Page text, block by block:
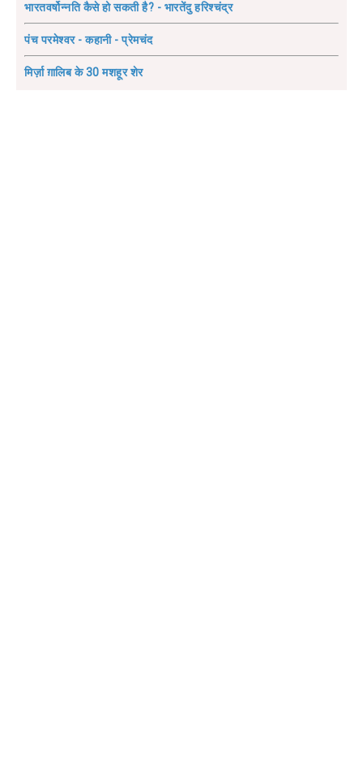
भारतवर्षोन्नति कैसे हो सकती है? - भारतेंदु हरिश्चंद्र
पंच परमेश्वर - कहानी - प्रेमचंद
मिर्ज़ा ग़ालिब के 30 मशहूर शेर